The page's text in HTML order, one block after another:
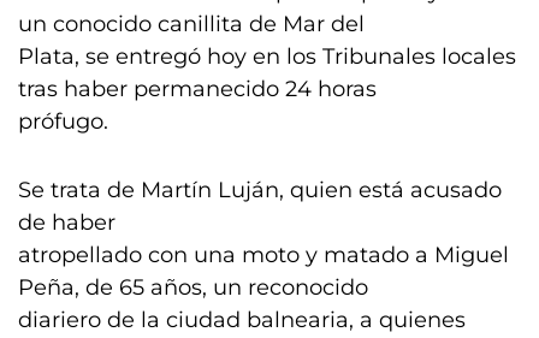
un conocido canillita de Mar del
Plata, se entregó hoy en los Tribunales locales
tras haber permanecido 24 horas
prófugo.
Se trata de Martín Luján, quien está acusado
de haber
atropellado con una moto y matado a Miguel
Peña, de 65 años, un reconocido
diariero de la ciudad balnearia, a quienes